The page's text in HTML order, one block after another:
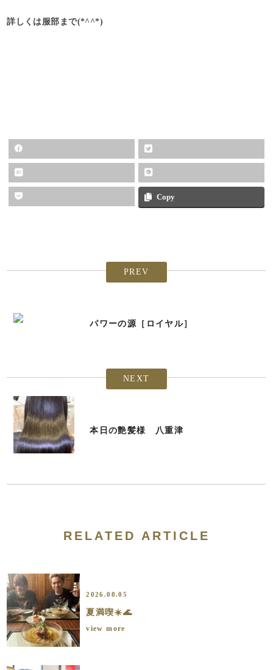
詳しくは服部まで(*^^*)
Copy
PREV
パワーの源［ロイヤル］
NEXT
本日の艶髪様 八重津
RELATED ARTICLE
2026.08.05
夏満喫☀️🌊
view more